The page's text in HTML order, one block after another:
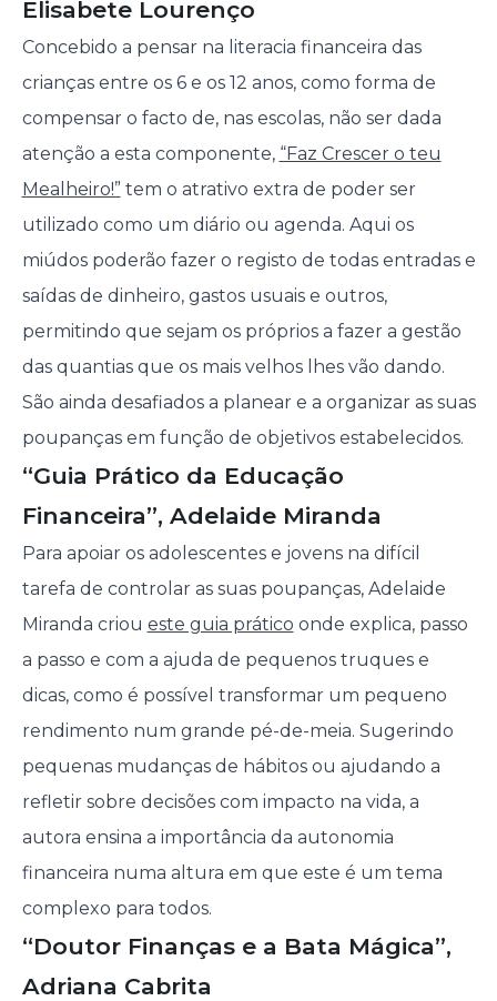
Elisabete Lourenço
Concebido a pensar na literacia financeira das
crianças entre os 6 e os 12 anos, como forma de
compensar o facto de, nas escolas, não ser dada
atenção a esta componente, “Faz Crescer o teu
Mealheiro!” tem o atrativo extra de poder ser
utilizado como um diário ou agenda. Aqui os
miúdos poderão fazer o registo de todas entradas e
saídas de dinheiro, gastos usuais e outros,
permitindo que sejam os próprios a fazer a gestão
das quantias que os mais velhos lhes vão dando.
São ainda desafiados a planear e a organizar as suas
poupanças em função de objetivos estabelecidos.
“Guia Prático da Educação
Financeira”, Adelaide Miranda
Para apoiar os adolescentes e jovens na difícil
tarefa de controlar as suas poupanças, Adelaide
Miranda criou este guia prático onde explica, passo
a passo e com a ajuda de pequenos truques e
dicas, como é possível transformar um pequeno
rendimento num grande pé-de-meia. Sugerindo
pequenas mudanças de hábitos ou ajudando a
refletir sobre decisões com impacto na vida, a
autora ensina a importância da autonomia
financeira numa altura em que este é um tema
complexo para todos.
“Doutor Finanças e a Bata Mágica”,
Adriana Cabrita